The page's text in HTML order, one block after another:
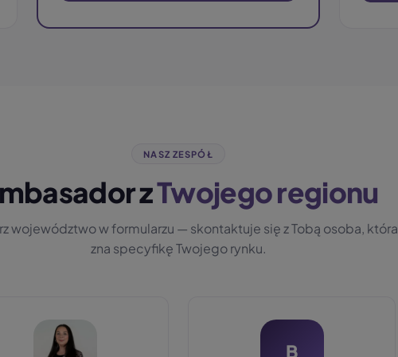
NASZ ZESPÓŁ
zTwojego regionu
województwo w formularzu — skontaktuje się z Tobą osoba, która
zna specyfikę Twojego rynku.
B